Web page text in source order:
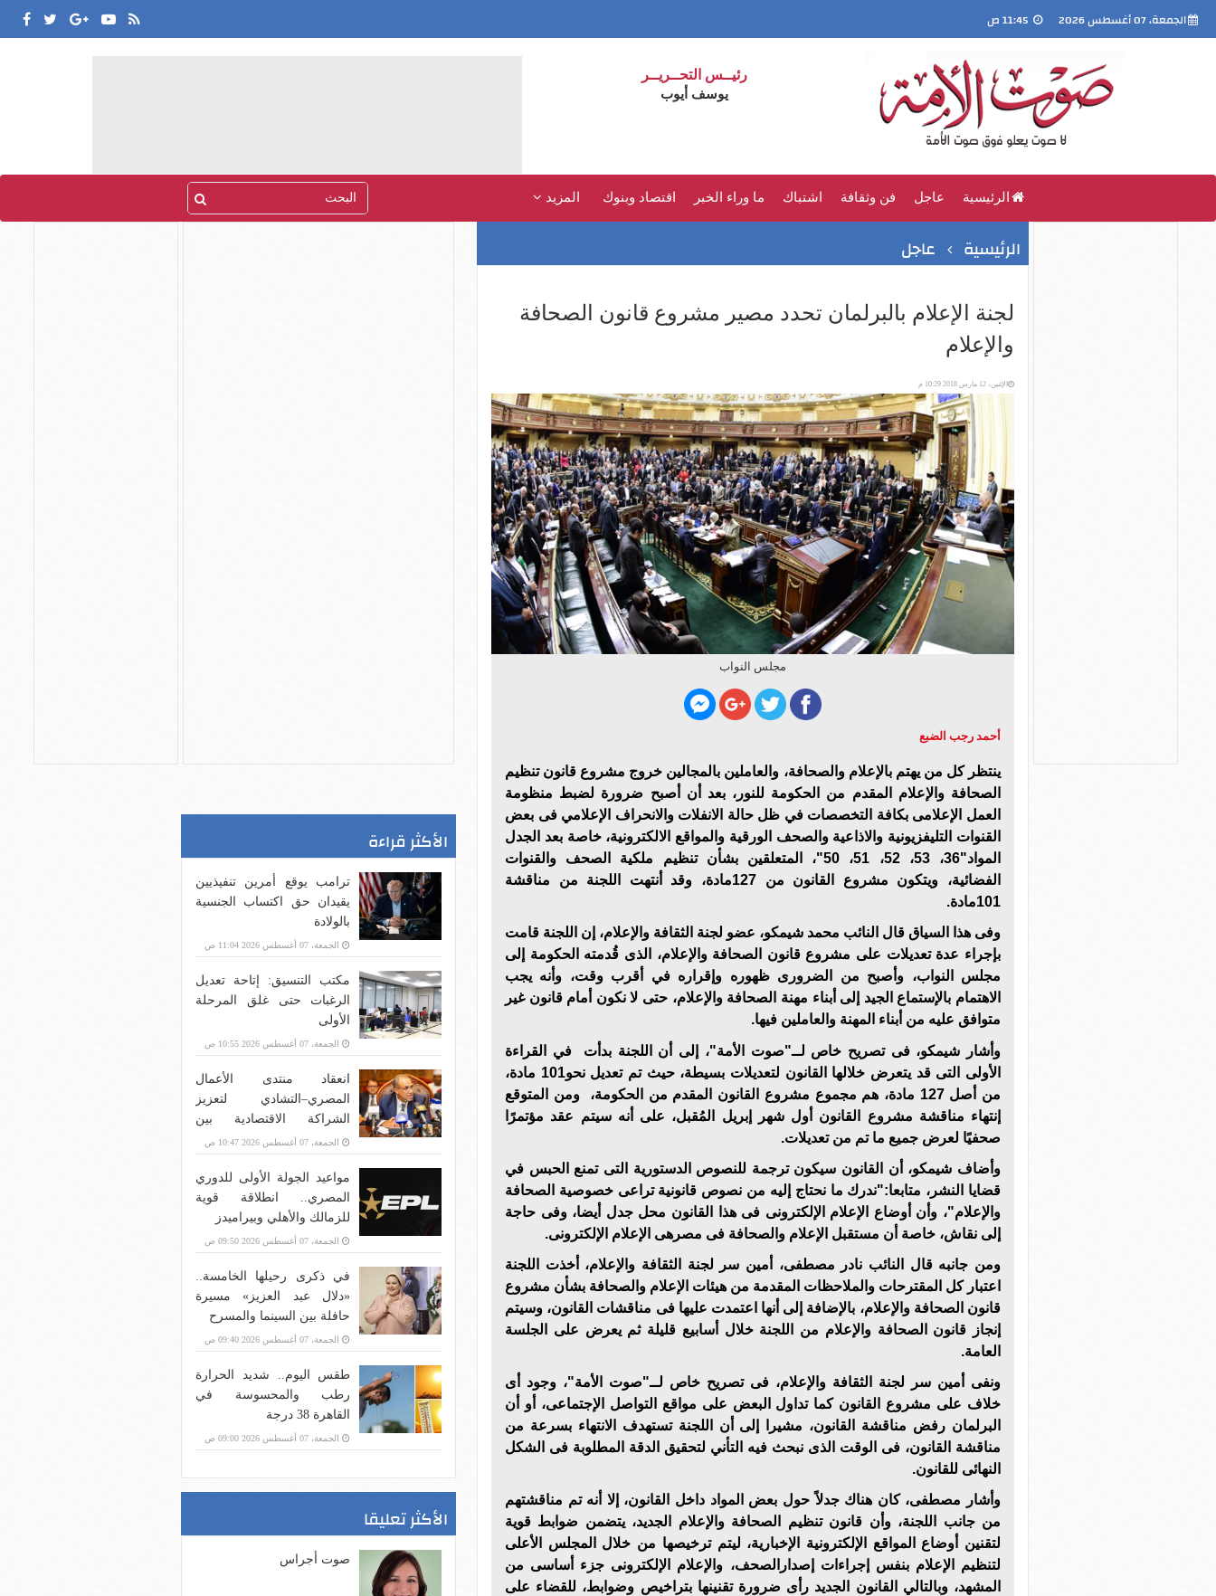
الجمعة، 07 أغسطس 2026
رئيــس التحــريــر
يوسف أيوب
الرئيسية عاجل فن وثقافة اشتباك ما وراء الخبر اقتصاد وبنوك المزيد
الرئيسية عاجل
لجنة الإعلام بالبرلمان تحدد مصير مشروع قانون الصحافة
والإعلام
الإثنين، 12 مارس 2018 10:29 م
مجلس النواب
أحمد رجب الضبع
ينتظر كل من يهتم بالإعلام والصحافة، والعاملين بالمجالين خروج مشروع قانون تنظيم
الصحافة والإعلام المقدم من الحكومة للنور، بعد أن أصبح ضرورة لضبط منظومة
العمل الإعلامى بكافة التخصصات في ظل حالة الانفلات والانحراف الإعلامي فى بعض
القنوات التليفزيونية والاذاعية والصحف الورقية والمواقع الالكترونية، خاصة بعد الجدل
المواد"36، 53، 52، 51، 50"، المتعلقين بشأن تنظيم ملكية الصحف والقنوات
الفضائية، ويتكون مشروع القانون من 127مادة، وقد أنتهت اللجنة من مناقشة
101مادة.
وفى هذا السياق قال النائب محمد شيمكو، عضو لجنة الثقافة والإعلام، إن اللجنة قامت
بإجراء عدة تعديلات على مشروع قانون الصحافة والإعلام، الذى قُدمته الحكومة إلى
مجلس النواب، وأصبح من الضرورى ظهوره وإقراره في أقرب وقت، وأنه يجب
الاهتمام بالإستماع الجيد إلى أبناء مهنة الصحافة والإعلام، حتى لا نكون أمام قانون غير
متوافق عليه من أبناء المهنة والعاملين فيها.
وأشار شيمكو، فى تصريح خاص لــ"صوت الأمة"، إلى أن اللجنة بدأت في القراءة
الأولى التى قد يتعرض خلالها القانون لتعديلات بسيطة، حيث تم تعديل نحو101 مادة،
من أصل 127 مادة، هم مجموع مشروع القانون المقدم من الحكومة، ومن المتوقع
إنتهاء مناقشة مشروع القانون أول شهر إبريل المُقبل، على أنه سيتم عقد مؤتمرًا
صحفيًا لعرض جميع ما تم من تعديلات.
وأضاف شيمكو، أن القانون سيكون ترجمة للنصوص الدستورية التى تمنع الحبس في
قضايا النشر، متابعا:"ندرك ما نحتاج إليه من نصوص قانونية تراعى خصوصية الصحافة
والإعلام"، وأن أوضاع الإعلام الإلكترونى فى هذا القانون محل جدل أيضا، وفى حاجة
إلى نقاش، خاصة أن مستقبل الإعلام والصحافة فى مصرهى الإعلام الإلكترونى.
ومن جانبه قال النائب نادر مصطفى، أمين سر لجنة الثقافة والإعلام، أخذت اللجنة
اعتبار كل المقترحات والملاحظات المقدمة من هيئات الإعلام والصحافة بشأن مشروع
قانون الصحافة والإعلام، بالإضافة إلى أنها اعتمدت عليها فى مناقشات القانون، وسيتم
إنجاز قانون الصحافة والإعلام من اللجنة خلال أسابيع قليلة ثم يعرض على الجلسة
العامة.
ونفى أمين سر لجنة الثقافة والإعلام، فى تصريح خاص لــ"صوت الأمة"، وجود أى
خلاف على مشروع القانون كما تداول البعض على مواقع التواصل الإجتماعى، أو أن
البرلمان رفض مناقشة القانون، مشيرا إلى أن اللجنة تستهدف الانتهاء بسرعة من
مناقشة القانون، فى الوقت الذى نبحث فيه التأني لتحقيق الدقة المطلوبة فى الشكل
النهائى للقانون.
وأشار مصطفى، كان هناك جدلاً حول بعض المواد داخل القانون، إلا أنه تم مناقشتهم
من جانب اللجنة، وأن قانون تنظيم الصحافة والإعلام الجديد، يتضمن ضوابط قوية
لتقنين أوضاع المواقع الإلكترونية الإخبارية، ليتم ترخيصها من خلال المجلس الأعلى
لتنظيم الإعلام بنفس إجراءات إصدارالصحف، والإعلام الإلكترونى جزء أساسى من
المشهد، وبالتالي القانون الجديد رأى ضرورة تقنينها بتراخيص وضوابط، للقضاء على
الأكثر قراءة
ترامب يوقع أمرين تنفيذيين
يقيدان حق اكتساب الجنسية
بالولادة
الجمعة، 07 أغسطس 2026 11:04 ص
مكتب التنسيق: إتاحة تعديل
الرغبات حتى غلق المرحلة
الأولى
الجمعة، 07 أغسطس 2026 10:55 ص
انعقاد منتدى الأعمال
المصري–التشادي لتعزيز
الشراكة الاقتصادية بين
البلدين
الجمعة، 07 أغسطس 2026 10:47 ص
مواعيد الجولة الأولى للدوري
المصري.. انطلاقة قوية
للزمالك والأهلي وبيراميدز
الجمعة، 07 أغسطس 2026 09:50 ص
في ذكرى رحيلها الخامسة..
«دلال عبد العزيز» مسيرة
حافلة بين السينما والمسرح
الجمعة، 07 أغسطس 2026 09:40 ص
طقس اليوم.. شديد الحرارة
رطب والمحسوسة في
القاهرة 38 درجة
الجمعة، 07 أغسطس 2026 09:00 ص
الأكثر تعليقا
صوت أجراس